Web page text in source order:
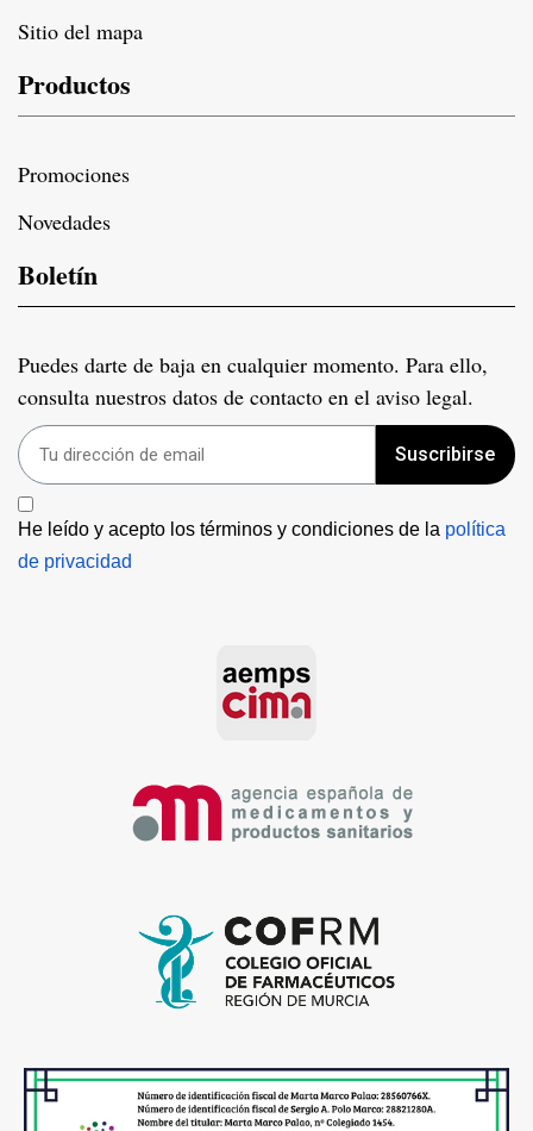
Sitio del mapa
Productos
Promociones
Novedades
Boletín
Puedes darte de baja en cualquier momento. Para ello,
consulta nuestros datos de contacto en el aviso legal.
Suscribirse
He leído y acepto los términos y condiciones de la política
de privacidad